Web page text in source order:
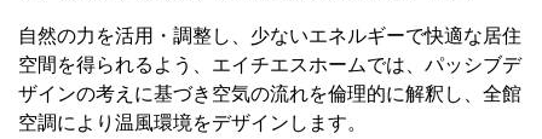
自然の力を活用・調整し、少ないエネルギーで快適な居住
空間を得られるよう、エイチエスホームでは、パッシブデ
ザインの考えに基づき空気の流れを倫理的に解釈し、全館
空調により温風環境をデザインします。